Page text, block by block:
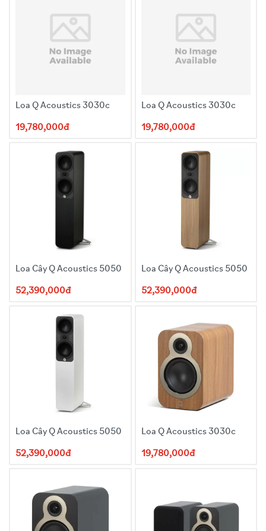
Tần số chéo: 2,5 kHz
Kích thước: 324 x 205 x 329 mm
Trọng lượng: 7,5 kg
Loa Q Acoustics 3030c
19,780,000đ
Loa Q Acoustics 3030c
19,780,000đ
Loa Cây Q Acoustics 5050
52,390,000đ
Loa Cây Q Acoustics 5050
52,390,000đ
Loa Cây Q Acoustics 5050
52,390,000đ
Loa Q Acoustics 3030c
19,780,000đ